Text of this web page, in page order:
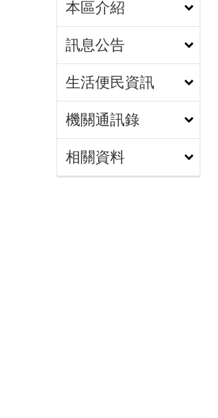
本區介紹
訊息公告
生活便民資訊
機關通訊錄
相關資料